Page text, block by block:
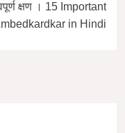
क्षण । 15 Important
in Hindi